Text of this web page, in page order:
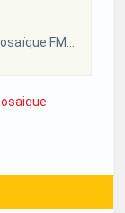
FM...